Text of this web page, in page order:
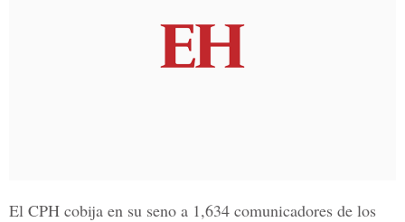
El CPH cobija en su seno a 1,634 comunicadores de los